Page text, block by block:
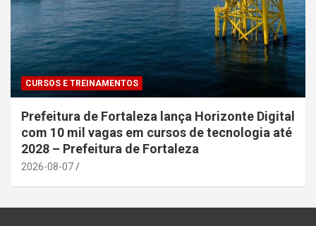
CURSOS E TREINAMENTOS
Prefeitura de Fortaleza lança Horizonte Digital
com 10 mil vagas em cursos de tecnologia até
2028 – Prefeitura de Fortaleza
2026-08-07